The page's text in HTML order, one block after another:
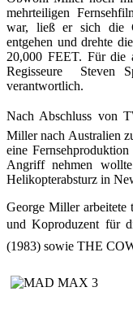
mehrteiligen
war, ließ er sich die
entgehen und drehte
20,000 FEET. Für die
Regisseure Steven
verantwortlich.
Nach Abschluss von
Miller nach Australien
eine
Angriff nehmen
Helikopterabsturz in
George Miller arbeitete
und Koproduzent für
(1983) sowie THE